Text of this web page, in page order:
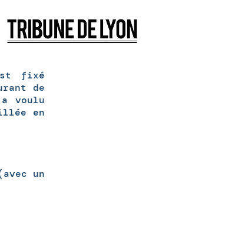
fixé
de
voulu
en
un